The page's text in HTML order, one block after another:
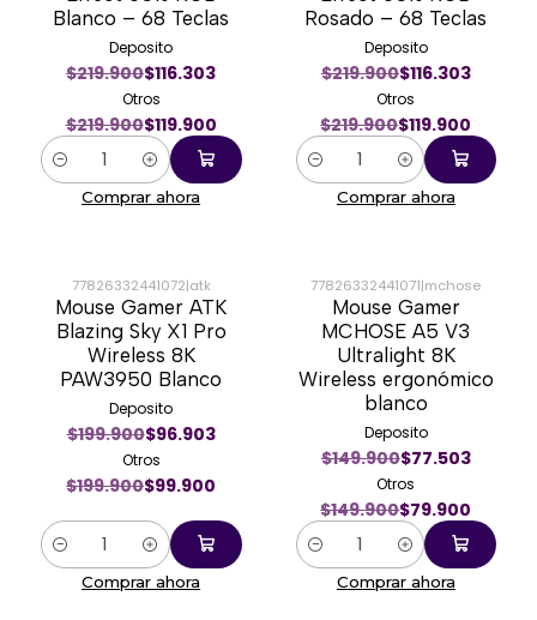
Blanco – 68 Teclas
Deposito
$219.900$116.303
Otros
$219.900$119.900
Cantidad
Comprar ahora
Rosado – 68 Teclas
Deposito
$219.900$116.303
Otros
$219.900$119.900
Cantidad
Comprar ahora
-50%
77826332441072|atk
Mouse Gamer ATK
Blazing Sky X1 Pro
Wireless 8K
PAW3950 Blanco
Deposito
$199.900$96.903
Otros
$199.900$99.900
Cantidad
Comprar ahora
-47%
77826332441071|mchose
Mouse Gamer
MCHOSE A5 V3
Ultralight 8K
Wireless ergonómico
blanco
Deposito
$149.900$77.503
Otros
$149.900$79.900
Cantidad
Comprar ahora